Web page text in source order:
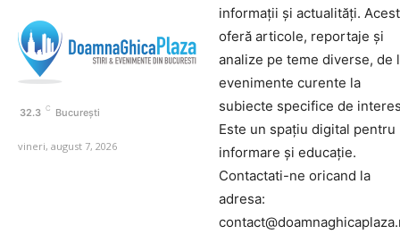
32.3 C București
vineri, august 7, 2026
informații și actualități.
oferă articole, reportaje și
analize pe teme diverse, de
evenimente curente la
subiecte specifice de
Este un spațiu digital pentru
informare și educație.
Contactati-ne oricand la
adresa: